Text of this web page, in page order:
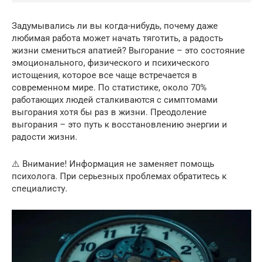
Задумывались ли вы когда-нибудь, почему даже
любимая работа может начать тяготить, а радость
жизни смениться апатией? Выгорание – это состояние
эмоционального, физического и психического
истощения, которое все чаще встречается в
современном мире. По статистике, около 70%
работающих людей сталкиваются с симптомами
выгорания хотя бы раз в жизни. Преодоление
выгорания – это путь к восстановлению энергии и
радости жизни.
⚠️ Внимание! Информация не заменяет помощь
психолога. При серьезных проблемах обратитесь к
специалисту.